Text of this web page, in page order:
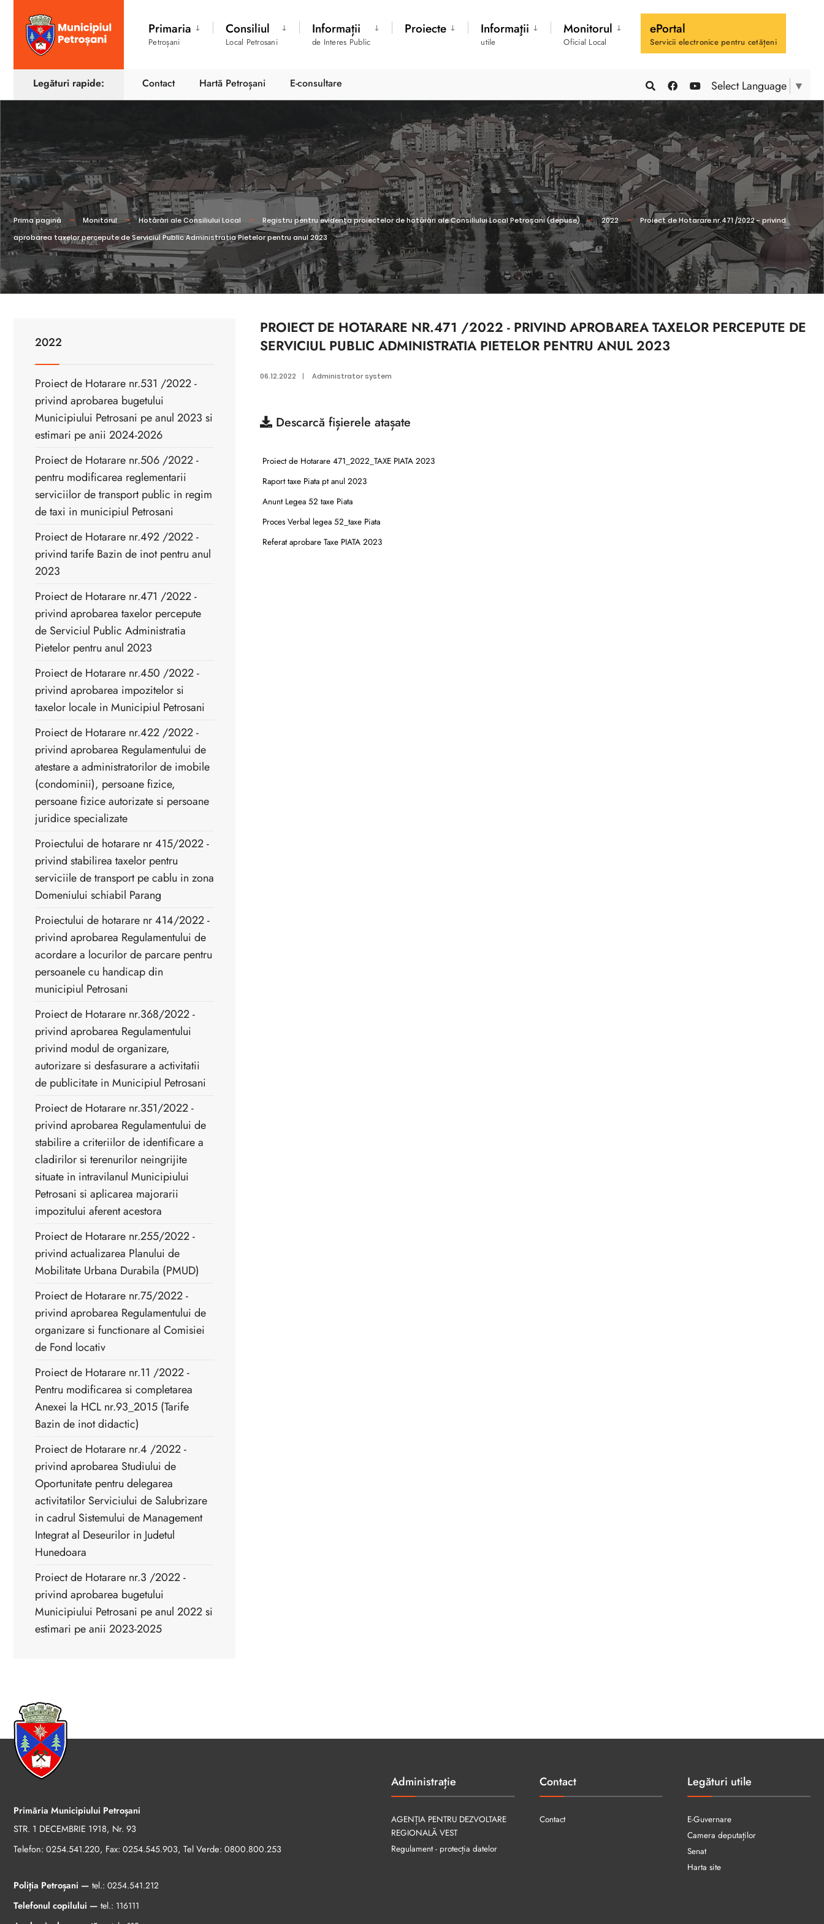
Primaria
Petroșani
Consiliul
Local Petrosani
Informații
de Interes Public
Proiecte Informaţii
utile
Monitorul
Oficial Local
ePortal
Servicii electronice pentru cetățeni
Select Language ▼
Legături rapide: Contact Hartă Petroșani E-consultare
Prima pagină Monitorul Hotărâri ale Consiliului Local Registru pentru evidența proiectelor de hotărâri ale Consiliului Local Petroșani (depuse) 2022
Proiect de Hotarare nr.471 /2022 - privind
aprobarea taxelor percepute de Serviciul Public Administratia Pietelor pentru anul 2023
PROIECT DE HOTARARE NR.471 /2022 - PRIVIND APROBAREA TAXELOR PERCEPUTE DE
SERVICIUL PUBLIC ADMINISTRATIA PIETELOR PENTRU ANUL 2023
06.12.2022 | Administrator system
Descarcă fișierele atașate
Proiect de Hotarare 471_2022_TAXE PIATA 2023
Raport taxe Piata pt anul 2023
Anunt Legea 52 taxe Piata
Proces Verbal legea 52_taxe Piata
Referat aprobare Taxe PIATA 2023
2022
Proiect de Hotarare nr.531 /2022 -
privind aprobarea bugetului
Municipiului Petrosani pe anul 2023 si
estimari pe anii 2024-2026
Proiect de Hotarare nr.506 /2022 -
pentru modificarea reglementarii
serviciilor de transport public in regim
de taxi in municipiul Petrosani
Proiect de Hotarare nr.492 /2022 -
privind tarife Bazin de inot pentru anul
2023
Proiect de Hotarare nr.471 /2022 -
privind aprobarea taxelor percepute
de Serviciul Public Administratia
Pietelor pentru anul 2023
Proiect de Hotarare nr.450 /2022 -
privind aprobarea impozitelor si
taxelor locale in Municipiul Petrosani
Proiect de Hotarare nr.422 /2022 -
privind aprobarea Regulamentului de
atestare a administratorilor de imobile
(condominii), persoane fizice,
persoane fizice autorizate si persoane
juridice specializate
Proiectului de hotarare nr 415/2022 -
privind stabilirea taxelor pentru
serviciile de transport pe cablu in zona
Domeniului schiabil Parang
Proiectului de hotarare nr 414/2022 -
privind aprobarea Regulamentului de
acordare a locurilor de parcare pentru
persoanele cu handicap din
municipiul Petrosani
Proiect de Hotarare nr.368/2022 - ​
privind aprobarea Regulamentului
privind modul de organizare,
autorizare si desfasurare a activitatii
de publicitate in Municipiul Petrosani
Proiect de Hotarare nr.351/2022 - ​
privind aprobarea Regulamentului de
stabilire a criteriilor de identificare a
cladirilor si terenurilor neingrijite
situate in intravilanul Municipiului
Petrosani si aplicarea majorarii
impozitului aferent acestora
Proiect de Hotarare nr.255/2022 -
privind actualizarea Planului de
Mobilitate Urbana Durabila (PMUD)
Proiect de Hotarare nr.75/2022 -
privind aprobarea Regulamentului de
organizare si functionare al Comisiei
de Fond locativ
Proiect de Hotarare nr.11 /2022 -
Pentru modificarea si completarea
Anexei la HCL nr.93_2015 (Tarife
Bazin de inot didactic)
Proiect de Hotarare nr.4 /2022 -
privind aprobarea Studiului de
Oportunitate pentru delegarea
activitatilor Serviciului de Salubrizare
in cadrul Sistemului de Management
Integrat al Deseurilor in Judetul
Hunedoara
Proiect de Hotarare nr.3 /2022 -
privind aprobarea bugetului
Municipiului Petrosani pe anul 2022 si
estimari pe anii 2023-2025
Primăria Municipiului Petroșani
STR. 1 DECEMBRIE 1918, Nr. 93
Telefon: 0254.541.220, Fax: 0254.545.903, Tel Verde: 0800.800.253
Poliția Petroșani — tel.: 0254.541.212
Telefonul copilului — tel.: 116111
Administrație
AGENȚIA PENTRU DEZVOLTARE
REGIONALĂ VEST
Regulament - protecția datelor
Contact
Contact
Legături utile
E-Guvernare
Camera deputaților
Senat
Harta site